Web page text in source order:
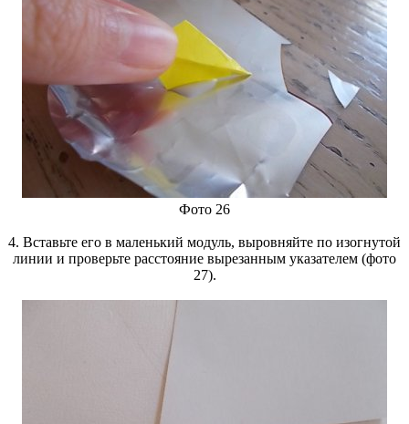
Фото 26
4. Вставьте его в маленький модуль, выровняйте по изогнутой
линии и проверьте расстояние вырезанным указателем (фото
27).